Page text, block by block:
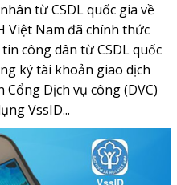
từ CSDL quốc gia về
Việt Nam đã chính thức
công dân từ CSDL quốc
ký tài khoản giao dịch
Dịch vụ công (DVC)
VssID...